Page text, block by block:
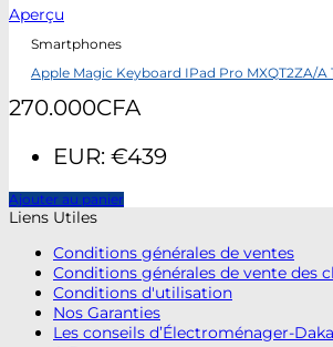
Aperçu
Smartphones
Apple Magic Keyboard IPad Pro MXQT2ZA/A
270.000CFA
EUR: €439
Ajouter au panier
Liens Utiles
Conditions générales de ventes
Conditions générales de vente des
Conditions d'utilisation
Nos Garanties
Les conseils d’Électroménager-